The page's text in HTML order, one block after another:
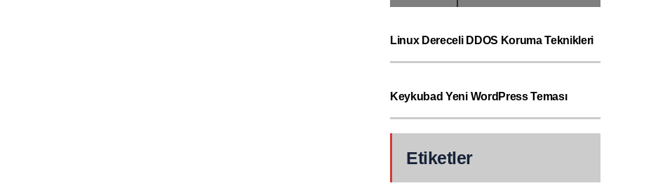
Linux Dereceli DDOS Koruma Teknikleri
Keykubad Yeni WordPress Teması
Etiketler